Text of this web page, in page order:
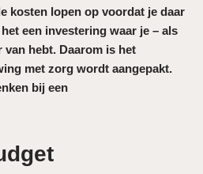
kosten lopen op voordat je daar
een investering waar je – als
van hebt. Daarom is het
met zorg wordt aangepakt.
bij een